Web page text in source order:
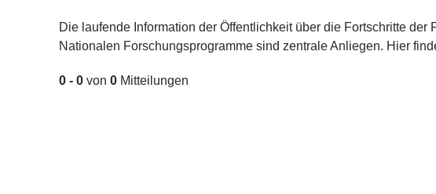
Die laufende Information der Öffentlichkeit über die Fortschritte
Nationalen Forschungsprogramme sind zentrale Anliegen. Hier
0 - 0 von 0 Mitteilungen